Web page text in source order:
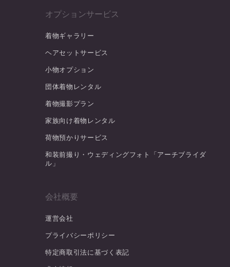
オプションサービス
着物ギャラリー
ヘアセットサービス
小物オプション
団体着物レンタル
着物撮影プラン
家族向け着物レンタル
荷物預かりサービス
和装前撮り・ウェディングフォト「アーチブライダ
ル」
会社概要
運営会社
プライバシーポリシー
特定商取引法に基づく表記